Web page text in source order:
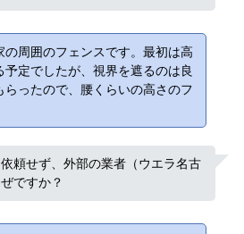
の周囲のフェンスです。最初は高
定でしたが、視界を遮るのは良
らったので、腰くらいの高さのフ
頼せず、外部の業者（ウエラ名古
ですか？